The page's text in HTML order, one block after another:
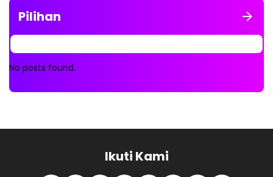
Pilihan
No posts found.
Ikuti Kami